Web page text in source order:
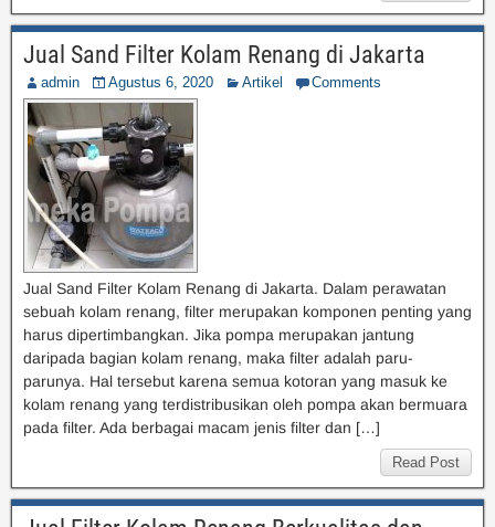
Jual Sand Filter Kolam Renang di Jakarta
admin Agustus 6, 2020 Artikel Comments
Jual Sand Filter Kolam Renang di Jakarta. Dalam perawatan
sebuah kolam renang, filter merupakan komponen penting yang
harus dipertimbangkan. Jika pompa merupakan jantung
daripada bagian kolam renang, maka filter adalah paru-
parunya. Hal tersebut karena semua kotoran yang masuk ke
kolam renang yang terdistribusikan oleh pompa akan bermuara
pada filter. Ada berbagai macam jenis filter dan […]
Read Post